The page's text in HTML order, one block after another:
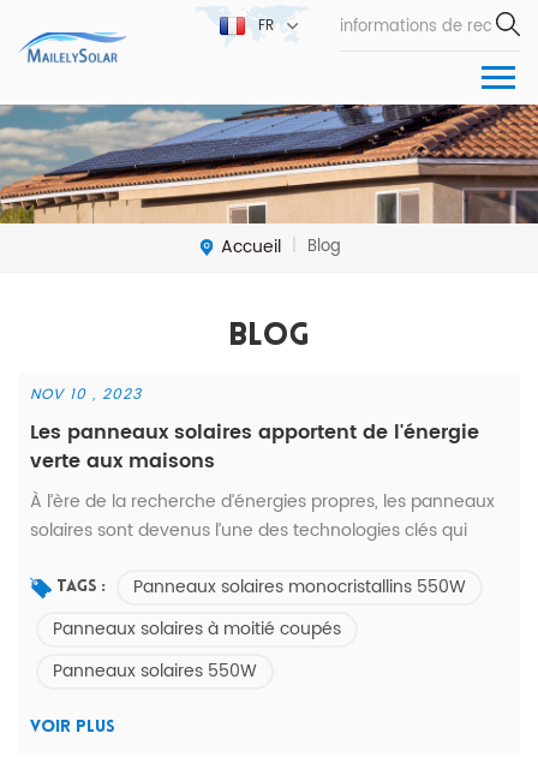
FR
Accueil | Blog
Blog
NOV 10 , 2023
Les panneaux solaires apportent de l'énergie
verte aux maisons
À l’ère de la recherche d’énergies propres, les panneaux
solaires sont devenus l’une des technologies clés qui
particulier, l'émergence des panneaux solaires
monocristallins de 550 W , avec leur conversion efficace
de l'énergie et l'application de la technologie à moitié
coupée, fournissent une énergie verte plus puissante et
Tags :
Panneaux solaires monocristallins 550W
Panneaux solaires à moitié coupés
Panneaux solaires 550W
VOIR PLUS